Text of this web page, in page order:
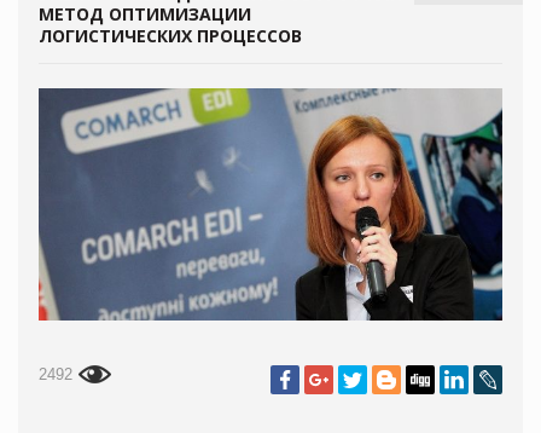
МЕТОД ОПТИМИЗАЦИИ
ЛОГИСТИЧЕСКИХ ПРОЦЕССОВ
2492